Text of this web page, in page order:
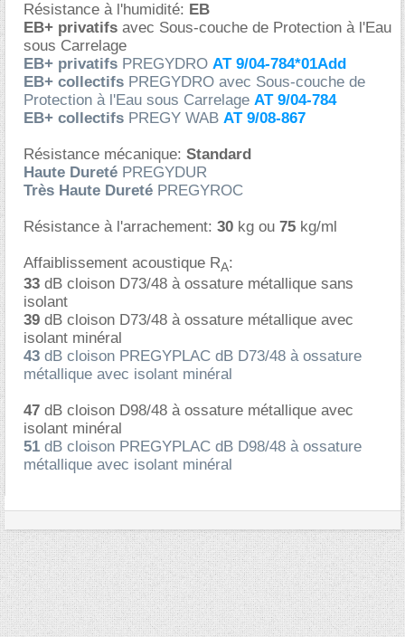
Résistance à l'humidité: EB
EB+ privatifs avec Sous-couche de Protection à l'Eau
sous Carrelage
EB+ privatifs PREGYDRO AT 9/04-784*01Add
EB+ collectifs PREGYDRO avec Sous-couche de
Protection à l'Eau sous Carrelage AT 9/04-784
EB+ collectifs PREGY WAB AT 9/08-867
Résistance mécanique: Standard
Haute Dureté PREGYDUR
Très Haute Dureté PREGYROC
Résistance à l'arrachement: 30 kg ou 75 kg/ml
Affaiblissement acoustique RA:
33 dB cloison D73/48 à ossature métallique sans
isolant
39 dB cloison D73/48 à ossature métallique avec
isolant minéral
43 dB cloison PREGYPLAC dB D73/48 à ossature
métallique avec isolant minéral
47 dB cloison D98/48 à ossature métallique avec
isolant minéral
51 dB cloison PREGYPLAC dB D98/48 à ossature
métallique avec isolant minéral